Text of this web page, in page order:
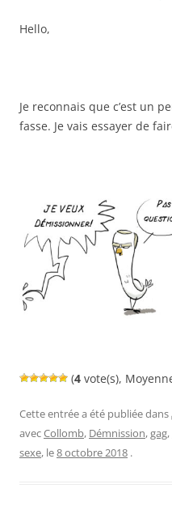
Hello,
Je reconnais que c’est un
fasse. Je vais essayer de
(4 vote(s),
Cette entrée a été publiée dans
avecCollomb, Démnission,gag,
sexe, le8 octobre 2018 .